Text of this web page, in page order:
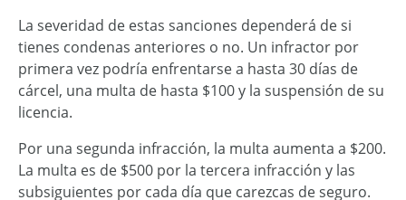
La severidad de estas sanciones dependerá de si
tienes condenas anteriores o no. Un infractor por
primera vez podría enfrentarse a hasta 30 días de
cárcel, una multa de hasta $100 y la suspensión de su
licencia.
Por una segunda infracción, la multa aumenta a $200.
La multa es de $500 por la tercera infracción y las
subsiguientes por cada día que carezcas de seguro.